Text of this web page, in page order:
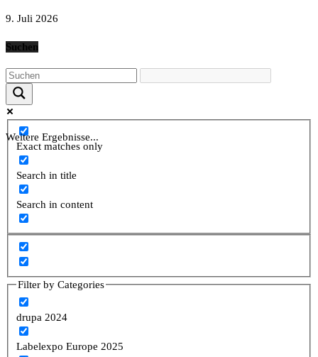
9. Juli 2026
Suchen
Weitere Ergebnisse...
Exact matches only
Search in title
Search in content
Filter by Categories
drupa 2024
Labelexpo Europe 2025